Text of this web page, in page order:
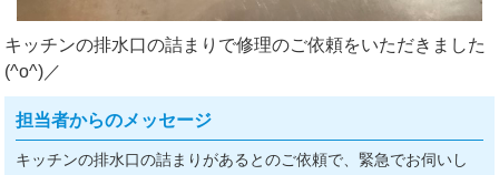
キッチンの排水口の詰まりで修理のご依頼をいただきました
(^o^)／
担当者からのメッセージ
キッチンの排水口の詰まりがあるとのご依頼で、緊急でお伺いし